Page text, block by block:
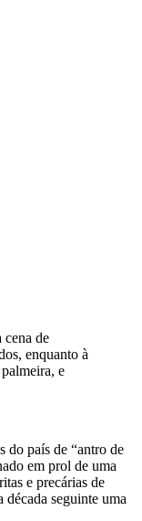
cena de
enquanto à
e
do país de “antro de
em prol de uma
e precárias de
seguinte uma